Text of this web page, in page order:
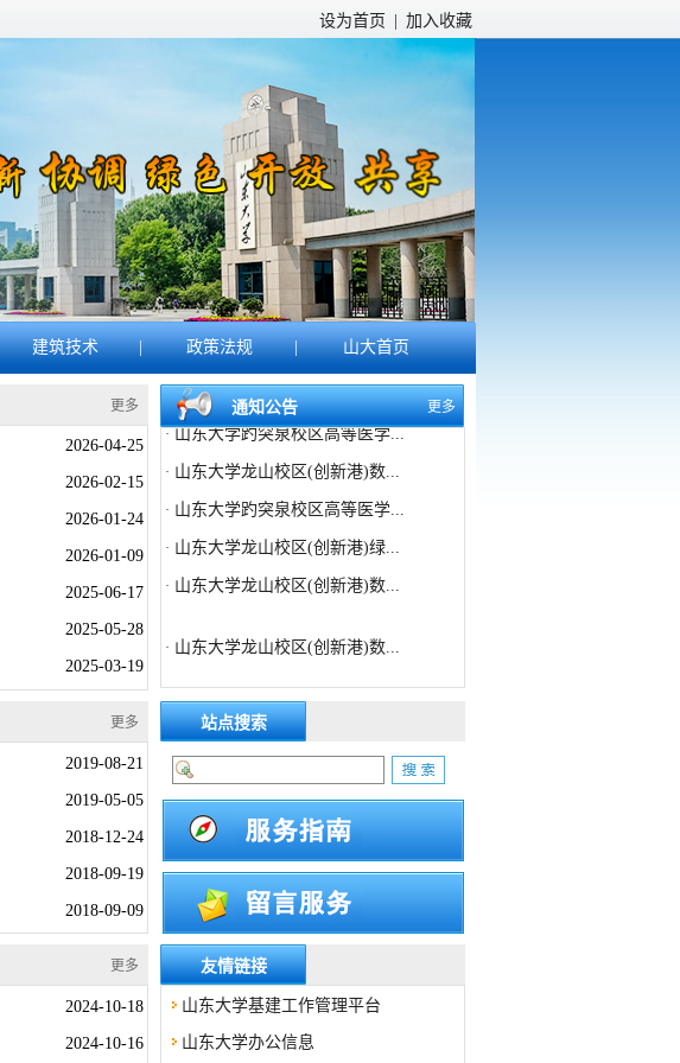
设为首页 加入收藏
建筑技术 | 政策法规 | 山大首页
更多
2026-04-25
2026-02-15
2026-01-24
2026-01-09
2025-06-17
2025-05-28
2025-03-19
通知公告 更多
· 山东大学龙山校区(创新港)数...
· 山东大学趵突泉校区高等医学...
· 山东大学龙山校区(创新港)数...
· 山东大学趵突泉校区高等医学...
山东大学龙山校区(创新港)绿...
山东大学龙山校区(创新港)数...
更多
2019-08-21
2019-05-05
2018-12-24
2018-09-19
2018-09-09
站点搜索
更多
2024-10-18
2024-10-16
友情链接
山东大学基建工作管理平台
山东大学办公信息